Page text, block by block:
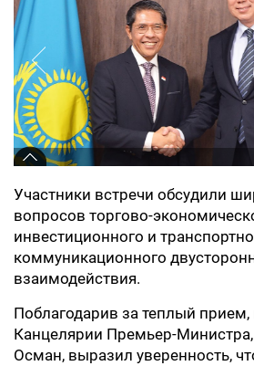
Участники встречи обсудили
вопросов торгово-
инвестиционного и
коммуникационного
взаимодействия.
Поблагодарив за теплый
Канцелярии Премьер-
Осман, выразил уверенность,